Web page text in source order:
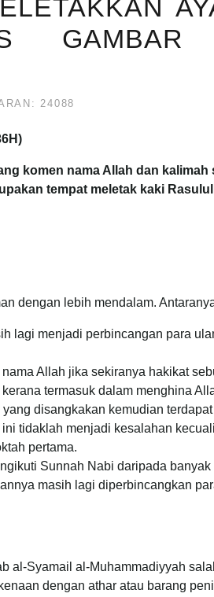
GAMBAR
24088
komen nama Allah dan kalimah
tempat meletak kaki
dengan lebih mendalam.
lagi menjadi perbincangan para
Allah jika sekiranya hakikat
termasuk dalam menghina
disangkakan kemudian
tidaklah menjadi kesalahan
pertama.
Sunnah Nabi daripada banyak
masih lagi diperbincangkan
al-Syamail al-Muhammadiyyah
dengan athar atau barang